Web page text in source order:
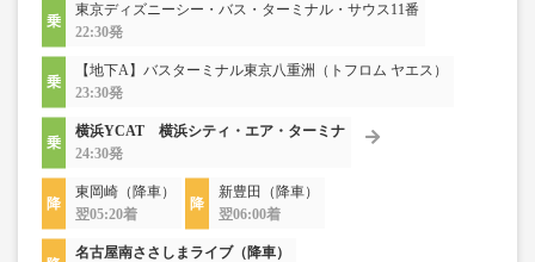
東京ディズニーシー・バス・ターミナル・サウス11番
22:30発
【地下A】バスターミナル東京八重洲（トフロム ヤエス）
23:30発
横浜YCAT 横浜シティ・エア・ターミナ
24:30発
東岡崎（降車）
翌05:20着
新豊田（降車）
翌06:00着
名古屋南ささしまライブ（降車）